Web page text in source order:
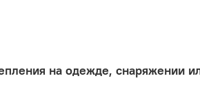
на одежде, снаряжении